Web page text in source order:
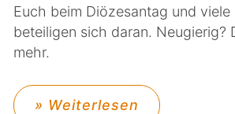
Euch beim Diözesantag und viele
beteiligen sich daran. Neugierig?
mehr.
» Weiterlesen